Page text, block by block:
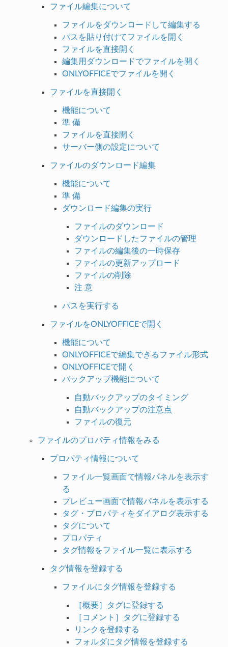
ファイル編集について
ファイルをダウンロードして編集する
パスを貼り付けてファイルを開く
ファイルを直接開く
編集用ダウンロードでファイルを開く
ONLYOFFICEでファイルを開く
ファイルを直接開く
機能について
準 備
ファイルを直接開く
サーバー側の設定について
ファイルのダウンロード編集
機能について
準 備
ダウンロード編集の実行
ファイルのダウンロード
ダウンロードしたファイルの管理
ファイルの編集後の一時保存
ファイルの更新アップロード
ファイルの削除
注 意
パスを実行する
ファイルをONLYOFFICEで開く
機能について
ONLYOFFICEで編集できるファイル形式
ONLYOFFICEで開く
バックアップ機能について
自動バックアップのタイミング
自動バックアップの注意点
ファイルの復元
ファイルのプロパティ情報をみる
プロパティ情報について
ファイル一覧画面で情報パネルを表示す
る
プレビュー画面で情報パネルを表示する
タグ・プロパティをダイアログ表示する
タグについて
プロパティ
タグ情報をファイル一覧に表示する
タグ情報を登録する
ファイルにタグ情報を登録する
［概要］タグに登録する
［コメント］タグに登録する
リンクを登録する
フォルダにタグ情報を登録する